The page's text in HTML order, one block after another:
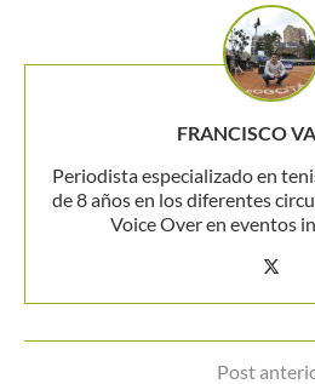
FRANCISCO
Periodista especializado en
de 8 años en los diferentes
Voice Over en eventos
Post